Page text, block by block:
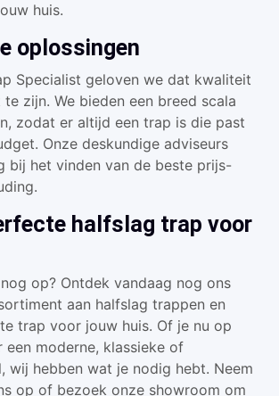
huis.
oplossingen
Specialist geloven we dat kwaliteit
zijn. We bieden een breed scala
zodat er altijd een trap is die past
Onze deskundige adviseurs
bij het vinden van de beste prijs-
halfslag trap voor
op? Ontdek vandaag nog ons
aan halfslag trappen en
trap voor jouw huis. Of je nu op
een moderne, klassieke of
wij hebben wat je nodig hebt. Neem
op of bezoek onze showroom om